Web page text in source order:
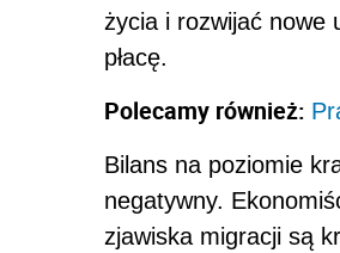
życia i rozwijać nowe
płacę.
Polecamy również:
Bilans na poziomie
negatywny.
zjawiska migracji są